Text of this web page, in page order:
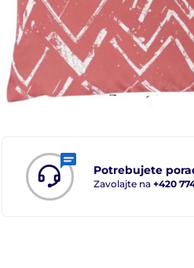
Potrebujete
Zavolajte na +420